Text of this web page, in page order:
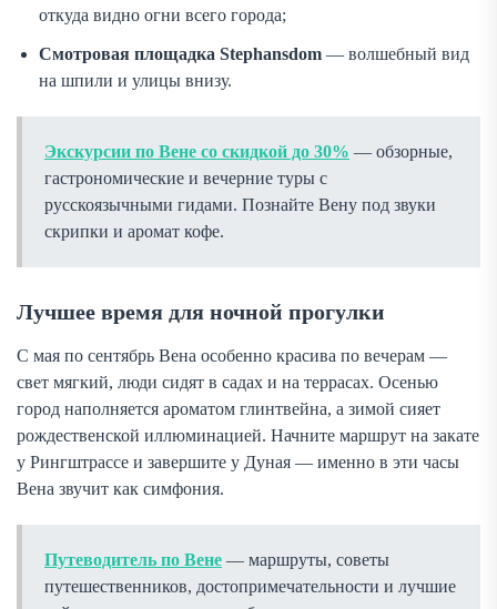
откуда видно огни всего города;
Смотровая площадка Stephansdom — волшебный вид
на шпили и улицы внизу.
Экскурсии по Вене со скидкой до 30% — обзорные,
гастрономические и вечерние туры с
русскоязычными гидами. Познайте Вену под звуки
скрипки и аромат кофе.
Лучшее время для ночной прогулки
С мая по сентябрь Вена особенно красива по вечерам —
свет мягкий, люди сидят в садах и на террасах. Осенью
город наполняется ароматом глинтвейна, а зимой сияет
рождественской иллюминацией. Начните маршрут на закате
у Рингштрассе и завершите у Дуная — именно в эти часы
Вена звучит как симфония.
Путеводитель по Вене — маршруты, советы
путешественников, достопримечательности и лучшие